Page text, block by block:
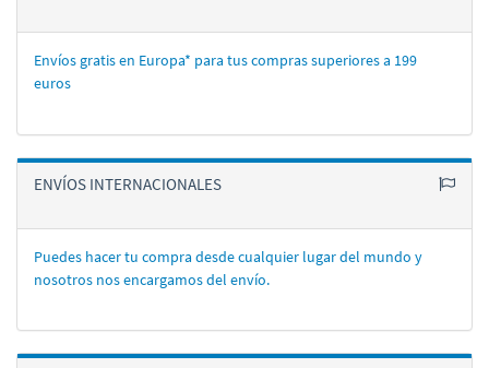
Envíos gratis en Europa* para tus compras superiores a 199
euros
ENVÍOS INTERNACIONALES
Puedes hacer tu compra desde cualquier lugar del mundo y
nosotros nos encargamos del enví­o.